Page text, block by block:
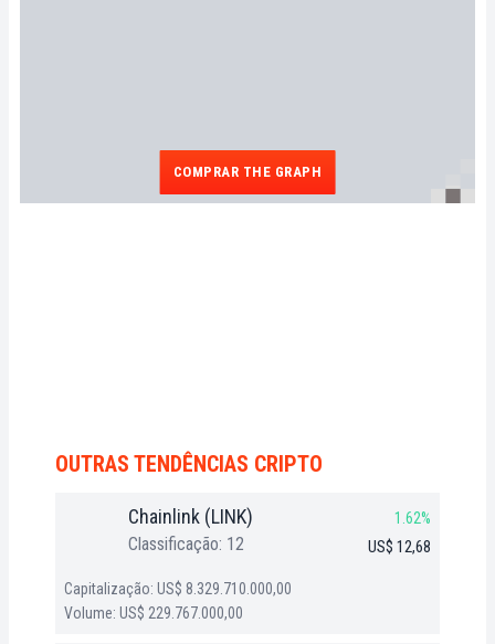
COMPRAR THE GRAPH
OUTRAS TENDÊNCIAS CRIPTO
Chainlink (LINK)
Classificação: 12
1.62%
US$ 12,68
Capitalização: US$ 8.329.710.000,00
Volume: US$ 229.767.000,00